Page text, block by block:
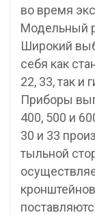
во время
Модельный
Широкий
себя как
22, 33, так и
Приборы
400, 500 и
30 и 33
тыльной